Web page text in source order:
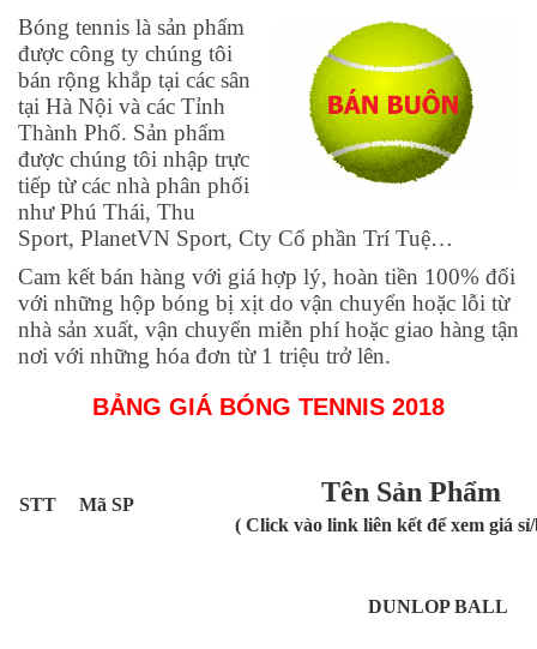
Bóng tennis là sản phẩm
được công ty chúng tôi
bán rộng khắp tại các sân
tại Hà Nội và các Tỉnh
Thành Phố. Sản phẩm
được chúng tôi nhập trực
tiếp từ các nhà phân phối
như Phú Thái, Thu
Sport, PlanetVN Sport, Cty Cổ phần Trí Tuệ…
Cam kết bán hàng với giá hợp lý, hoàn tiền 100% đối
với những hộp bóng bị xịt do vận chuyển hoặc lỗi từ
nhà sản xuất, vận chuyển miễn phí hoặc giao hàng tận
nơi với những hóa đơn từ 1 triệu trở lên.
BẢNG GIÁ BÓNG TENNIS 2018
STT Mã SP Tên Sản Phẩm
( Click vào link liên kết để xem giá
DUNLOP BALL